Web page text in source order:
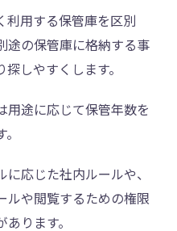
利用する保管庫を区別
途の保管庫に格納する事
しやすくします。
用途に応じて保管年数を
応じた社内ルールや、
ルや閲覧するための権限
ります。